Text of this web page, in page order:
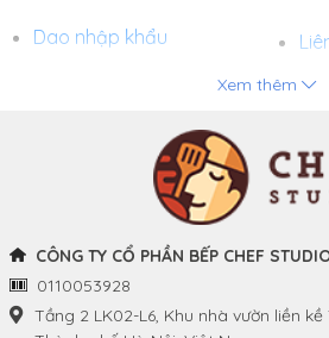
Dao nhập khẩu
Khay và Bếp nướng
THÔNG TIN
Xem thêm
CÔNG TY CỔ PHẦN BẾP CHEF
0110053928
Tầng 2 LK02-L6, Khu nhà vườn liền kề